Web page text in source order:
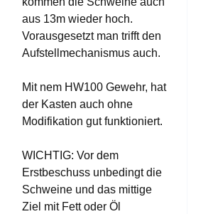
aus 13m wieder hoch.
Vorausgesetzt man trifft den
Aufstellmechanismus auch.
Mit nem HW100 Gewehr, hat
der Kasten auch ohne
Modifikation gut funktioniert.
WICHTIG: Vor dem
Erstbeschuss unbedingt die
Schweine und das mittige
Ziel mit Fett oder Öl